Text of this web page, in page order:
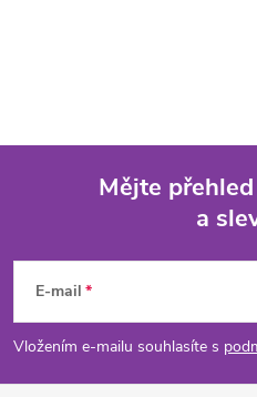
p
Mějte
a
E-mail
Vložením e-mailu souhlasíte s